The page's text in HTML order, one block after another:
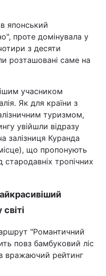
японський
проте домінувала у
з десяти
розташовані саме на
учасником
Як для країни з
туризмом,
увійшли відразу
залізниця Куранда
що пропонують
стародавніх тропічних
"Романтичний
повз бамбуковий ліс
вражаючий рейтинг